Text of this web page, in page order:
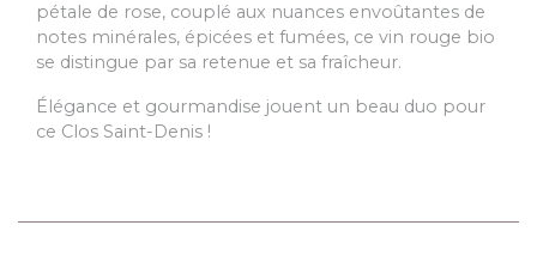
pétale de rose, couplé aux nuances envoûtantes de
notes minérales, épicées et fumées, ce vin rouge bio
se distingue par sa retenue et sa fraîcheur.
Élégance et gourmandise jouent un beau duo pour
ce Clos Saint-Denis !